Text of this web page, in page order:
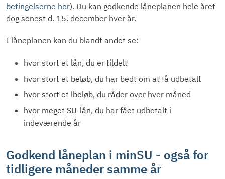
betingelserne her). Du kan godkende låneplanen hele året
dog senest d. 15. december hver år.
I låneplanen kan du blandt andet se:
hvor stort et lån, du er tildelt
hvor stort et beløb, du har bedt om at få udbetalt
hvor stort et lbeløb, du råder over hver måned
hvor meget SU-lån, du har fået udbetalt i
indeværende år
Godkend låneplan i minSU - også for
tidligere måneder samme år